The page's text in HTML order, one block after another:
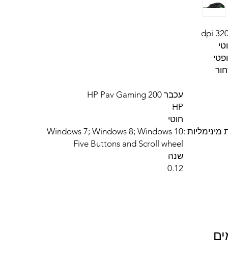
3200
עכבר HP Pav Gaming 200
HP
חוטי
:
Windows 7; Windows 8; Windows 10
Five Buttons and Scroll wheel
שנה
0.12